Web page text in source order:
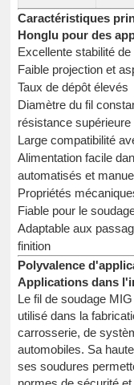
Caractéristiques
Honglu pour des
Excellente stabilité de
Faible projection et
Taux de dépôt élevés
Diamètre du fil
résistance
Large compatibilité
Alimentation facile
automatisés et
Propriétés
Fiable pour le
Adaptable aux
finition
Polyvalence
Applications dans
Le fil de soudage
utilisé dans la
carrosserie, de
automobiles. Sa
ses soudures